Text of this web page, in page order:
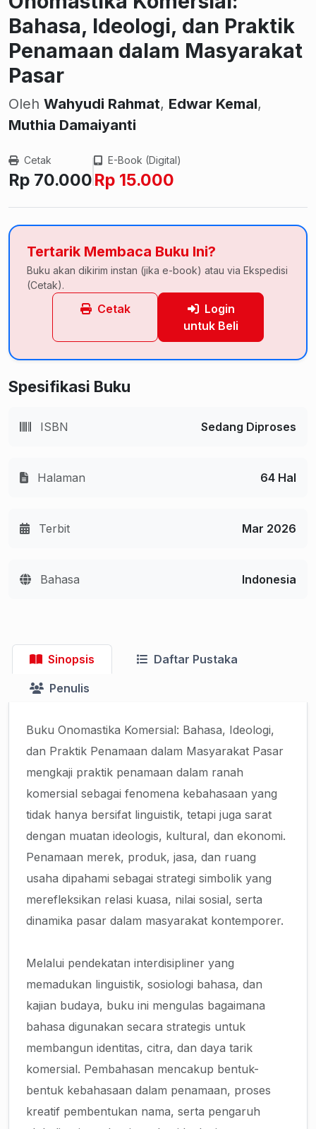
Bahasa, Ideologi, dan Praktik
Penamaan dalam Masyarakat
Pasar
Oleh Wahyudi Rahmat, Edwar Kemal,
Muthia Damaiyanti
Cetak
Rp 70.000
E-Book (Digital)
Rp 15.000
Tertarik Membaca Buku Ini?
Buku akan dikirim instan (jika e-book) atau via Ekspedisi
(Cetak).
Cetak
Login
untuk Beli
Spesifikasi Buku
ISBN Sedang Diproses
Halaman 64 Hal
Terbit Mar 2026
Bahasa Indonesia
Sinopsis Daftar Pustaka
Penulis
Buku Onomastika Komersial: Bahasa, Ideologi,
dan Praktik Penamaan dalam Masyarakat Pasar
mengkaji praktik penamaan dalam ranah
komersial sebagai fenomena kebahasaan yang
tidak hanya bersifat linguistik, tetapi juga sarat
dengan muatan ideologis, kultural, dan ekonomi.
Penamaan merek, produk, jasa, dan ruang
usaha dipahami sebagai strategi simbolik yang
merefleksikan relasi kuasa, nilai sosial, serta
dinamika pasar dalam masyarakat kontemporer.
Melalui pendekatan interdisipliner yang
memadukan linguistik, sosiologi bahasa, dan
kajian budaya, buku ini mengulas bagaimana
bahasa digunakan secara strategis untuk
membangun identitas, citra, dan daya tarik
komersial. Pembahasan mencakup bentuk-
bentuk kebahasaan dalam penamaan, proses
kreatif pembentukan nama, serta pengaruh